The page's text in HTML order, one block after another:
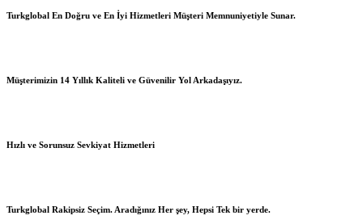
Turkglobal En Doğru ve En İyi Hizmetleri Müşteri Memnuniyetiyle Sunar.
Müşterimizin 14 Yıllık Kaliteli ve Güvenilir Yol Arkadaşıyız.
Hızlı ve Sorunsuz Sevkiyat Hizmetleri
Turkglobal Rakipsiz Seçim. Aradığınız Her şey, Hepsi Tek bir yerde.